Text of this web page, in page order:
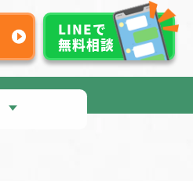
LINEで
無料相談